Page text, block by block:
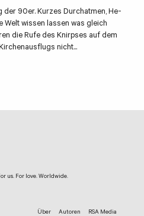
der 90er. Kurzes Durchatmen, He-
Welt wissen lassen was gleich
die Rufe des Knirpses auf dem
nicht...
us. For love. Worldwide.
Über Autoren RSA Media